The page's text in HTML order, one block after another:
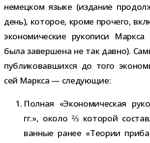
немец­ком языке (изда­ние
день), кото­рое, кроме про­чего,
эко­но­ми­че­ские руко­писи
была завер­шена не так давно).
пуб­ли­ко­вав­шихся до того
сей Маркса — следующие:
Полная «Экономическая
гг.», около ⅔ кото­рой
ван­ные ранее «Теории